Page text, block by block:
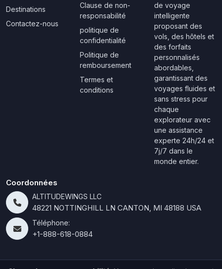
Destinations
Contactez-nous
Clause de non-
responsabilité
politique de
confidentialité
Politique de
remboursement
Termes et
conditions
de voyage
intelligente
proposant des
vols, des hôtels et
des forfaits
personnalisés
abordables,
garantissant des
voyages fluides et
sans stress pour
chaque
explorateur avec
une assistance
experte 24h/24 et
7j/7 dans le
monde entier.
Coordonnées
ALTITUDEWINGS LLC
48221 NOTTINGHILL LN CANTON, MI 48188 USA
Téléphone:
+1-888-618-0884